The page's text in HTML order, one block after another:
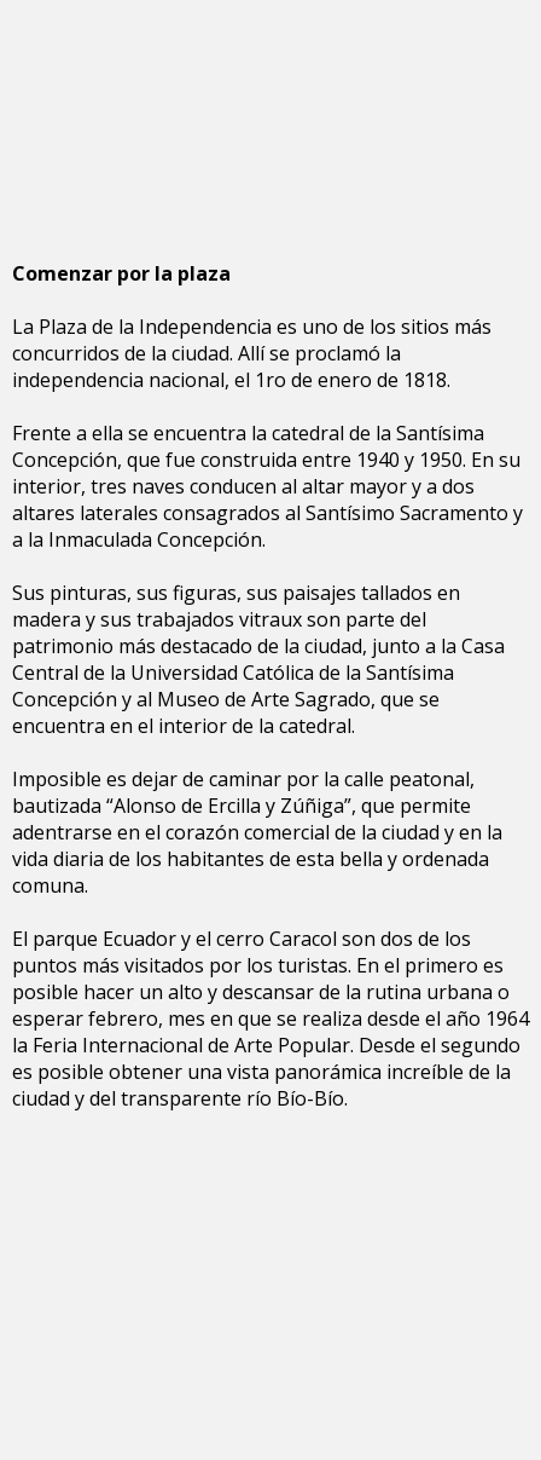
Comenzar por la plaza
La Plaza de la Independencia es uno de los sitios más
concurridos de la ciudad. Allí se proclamó la
independencia nacional, el 1ro de enero de 1818.
Frente a ella se encuentra la catedral de la Santísima
Concepción, que fue construida entre 1940 y 1950. En su
interior, tres naves conducen al altar mayor y a dos
altares laterales consagrados al Santísimo Sacramento y
a la Inmaculada Concepción.
Sus pinturas, sus figuras, sus paisajes tallados en
madera y sus trabajados vitraux son parte del
patrimonio más destacado de la ciudad, junto a la Casa
Central de la Universidad Católica de la Santísima
Concepción y al Museo de Arte Sagrado, que se
encuentra en el interior de la catedral.
Imposible es dejar de caminar por la calle peatonal,
bautizada “Alonso de Ercilla y Zúñiga”, que permite
adentrarse en el corazón comercial de la ciudad y en la
vida diaria de los habitantes de esta bella y ordenada
comuna.
El parque Ecuador y el cerro Caracol son dos de los
puntos más visitados por los turistas. En el primero es
posible hacer un alto y descansar de la rutina urbana o
esperar febrero, mes en que se realiza desde el año 1964
la Feria Internacional de Arte Popular. Desde el segundo
es posible obtener una vista panorámica increíble de la
ciudad y del transparente río Bío-Bío.